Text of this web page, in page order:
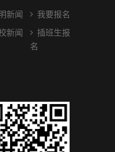
新闻
新闻
我要报名
插班生报
名